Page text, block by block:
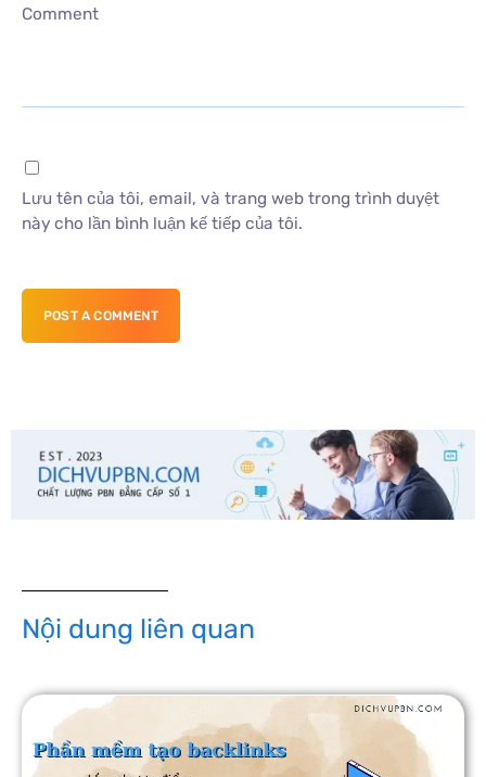
Comment
Lưu tên của tôi, email, và trang web trong trình duyệt
này cho lần bình luận kế tiếp của tôi.
POST A COMMENT
Nội dung liên quan